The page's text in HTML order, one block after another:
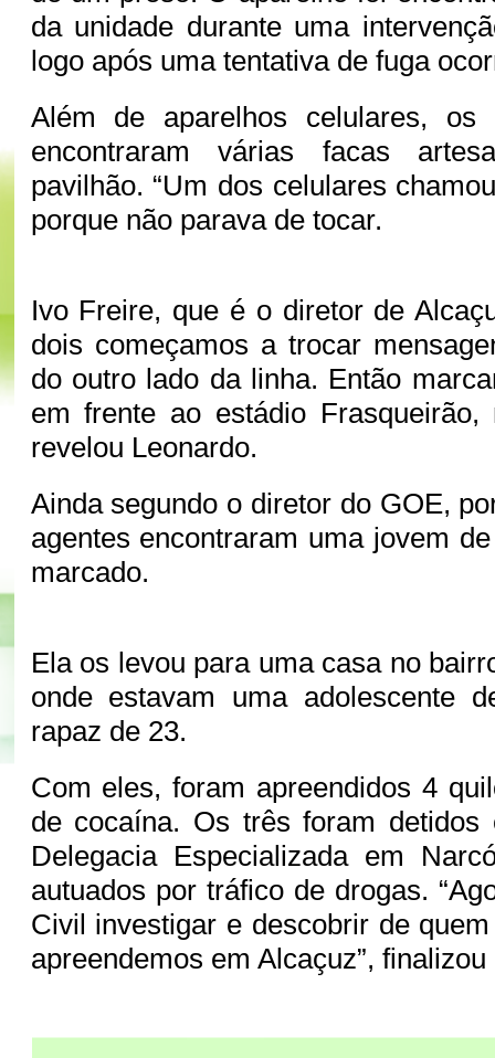
da unidade durante uma
logo após uma tentativa de fuga
Além de aparelhos celulares, os
encontraram várias facas
pavilhão. “Um dos celulares
porque não parava de tocar.
Ivo Freire, que é o diretor de
dois começamos a trocar
do outro lado da linha. Então
em frente ao estádio Frasqueirão,
revelou Leonardo.
Ainda segundo o diretor do GOE,
agentes encontraram uma jovem
marcado.
Ela os levou para uma casa no
onde estavam uma adolescente
rapaz de 23.
Com eles, foram apreendidos 4
de cocaína. Os três foram
Delegacia Especializada em
autuados por tráfico de drogas.
Civil investigar e descobrir de
apreendemos em Alcaçuz”,